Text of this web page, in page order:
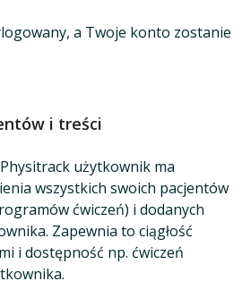
a Twoje konto zostanie
i treści
użytkownik ma
wszystkich swoich pacjentów
ćwiczeń) i dodanych
Zapewnia to ciągłość
i dostępność np. ćwiczeń